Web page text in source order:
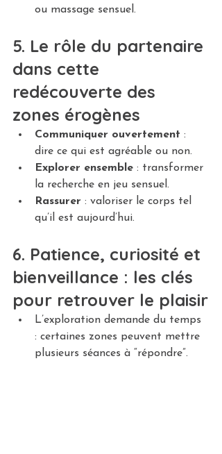
ou massage sensuel.
5. Le rôle du partenaire
dans cette
redécouverte des
zones érogènes
Communiquer ouvertement :
dire ce qui est agréable ou non.
Explorer ensemble : transformer
la recherche en jeu sensuel.
Rassurer : valoriser le corps tel
qu’il est aujourd’hui.
6. Patience, curiosité et
bienveillance : les clés
pour retrouver le plaisir
L’exploration demande du temps
: certaines zones peuvent mettre
plusieurs séances à “répondre”.